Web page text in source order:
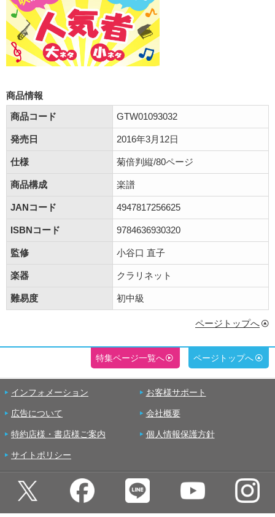
商品情報
商品コード
GTW01093032
発売日 2016年3月12日
仕様 菊倍判縦/80ページ
商品構成 楽譜
JANコード 4947817256625
ISBNコード 9784636930320
監修 小谷口 直子
楽器 クラリネット
難易度 初中級
ページトップへ
特集ページ一覧へ ページトップへ
インフォメーション お客様サポート
広告について 会社概要
特約店様・書店様ご案内 個人情報保護方針
サイトポリシー